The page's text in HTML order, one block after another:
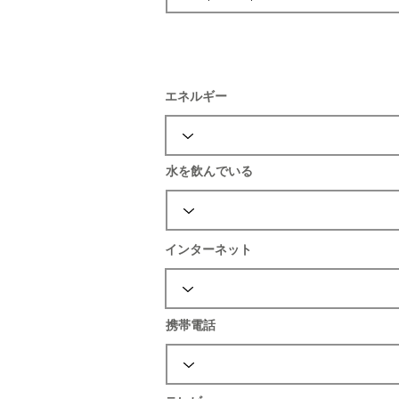
エネルギー
水を飲んでいる
インターネット
携帯電話